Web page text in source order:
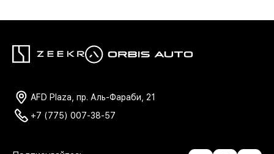
AFD Plaza, пр. Аль-Фараби, 21
+7 (775) 007-38-57